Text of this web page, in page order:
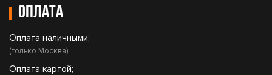
Оплата
Оплата наличными;
(только Москва)
Оплата картой;